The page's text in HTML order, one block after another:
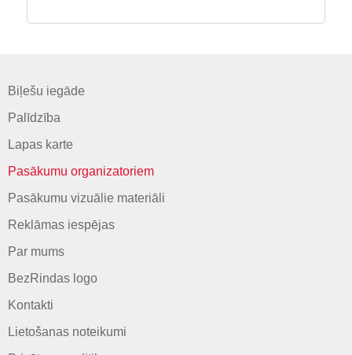
Biļešu iegāde
Palīdzība
Lapas karte
Pasākumu organizatoriem
Pasākumu vizuālie materiāli
Reklāmas iespējas
Par mums
BezRindas logo
Kontakti
Lietošanas noteikumi